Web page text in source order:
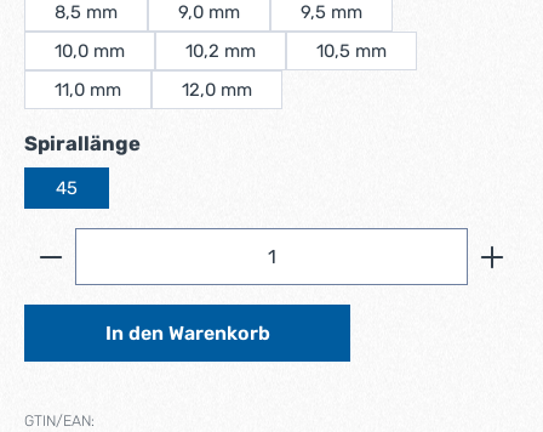
8,5 mm
9,0 mm
9,5 mm
10,0 mm
10,2 mm
10,5 mm
11,0 mm
12,0 mm
Spirallängeauswählen
45
Produkt Anzahl: Gib den gewünschten Wert ein
In den Warenkorb
GTIN/EAN: